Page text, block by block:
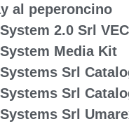
al peperoncino
2.0 Srl
Media Kit
Srl
Srl
Srl